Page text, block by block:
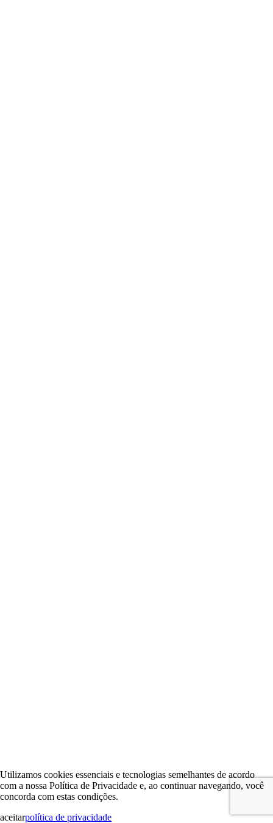
Utilizamos cookies essenciais e tecnologias semelhantes de acordo
com a nossa Política de Privacidade e, ao continuar navegando, você
concorda com estas condições.
aceitarpolítica de privacidade